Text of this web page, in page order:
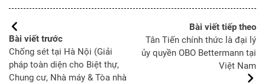
Bài viết trước
Chống sét tại Hà Nội (Giải
pháp toàn diện cho Biệt thự,
Chung cư, Nhà máy & Tòa nhà
Bài viết tiếp theo
Tân Tiến chính thức là đại lý
ủy quyền OBO Bettermann tại
Việt Nam